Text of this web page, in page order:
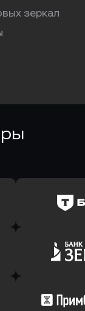
зеркал
в Т-Банк
в